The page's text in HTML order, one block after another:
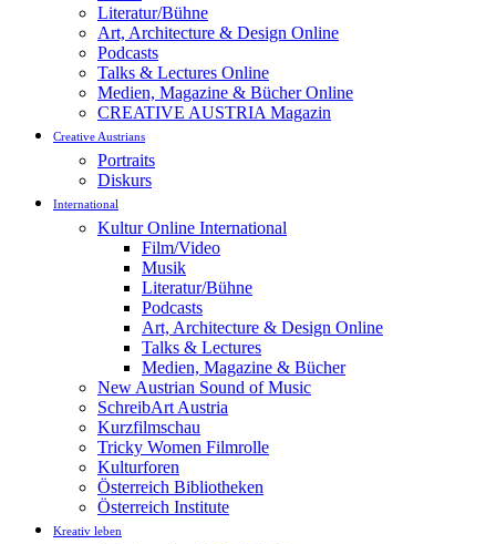
Literatur/Bühne
Art, Architecture & Design Online
Podcasts
Talks & Lectures Online
Medien, Magazine & Bücher Online
CREATIVE AUSTRIA Magazin
Creative Austrians
Portraits
Diskurs
International
Kultur Online International
Film/Video
Musik
Literatur/Bühne
Podcasts
Art, Architecture & Design Online
Talks & Lectures
Medien, Magazine & Bücher
New Austrian Sound of Music
SchreibArt Austria
Kurzfilmschau
Tricky Women Filmrolle
Kulturforen
Österreich Bibliotheken
Österreich Institute
Kreativ leben